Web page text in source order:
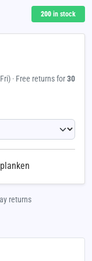
200 in stock
· Free returns for30
returns